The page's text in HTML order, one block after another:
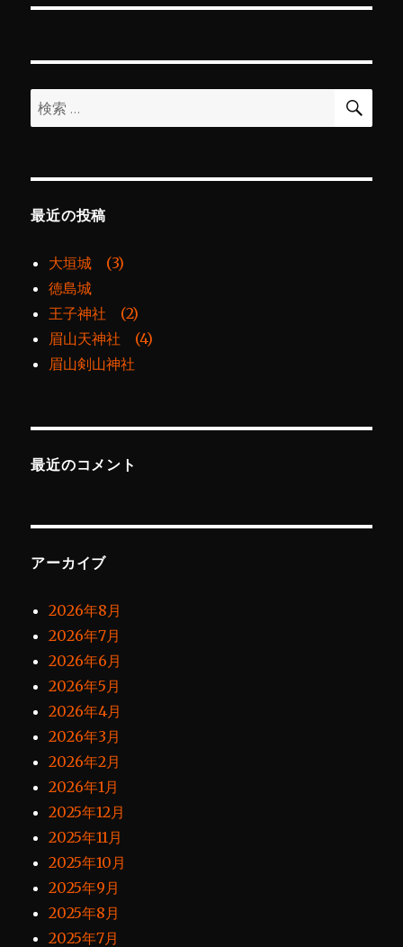
ン
投
検
索:
検
最近の投稿
大垣城 (3)
徳島城
王子神社 (2)
眉山天神社 (4)
眉山剣山神社
最近のコメント
アーカイブ
2026年8月
2026年7月
2026年6月
2026年5月
2026年4月
2026年3月
2026年2月
2026年1月
2025年12月
2025年11月
2025年10月
2025年9月
2025年8月
2025年7月